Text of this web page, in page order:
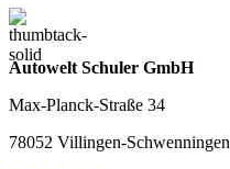
Autowelt Schuler GmbH
Max-Planck-Straße 34
78052 Villingen-Schwenningen